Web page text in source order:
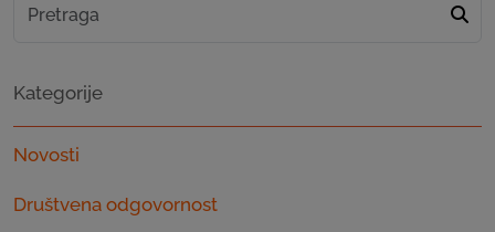
Kategorije
Novosti
Društvena odgovornost